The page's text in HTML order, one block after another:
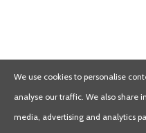
We use cookies to personalise
analyse our traffic. We also share
media, advertising and analytics